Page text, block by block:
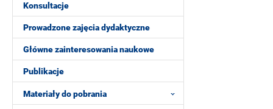
Konsultacje
Prowadzone zajęcia dydaktyczne
Główne zainteresowania naukowe
Publikacje
Materiały do pobrania